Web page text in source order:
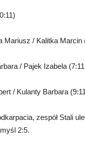
/ Kalitka Marcin
/ Pajek Izabela
/ Kulanty Barbara
zespół Stali
2:5.